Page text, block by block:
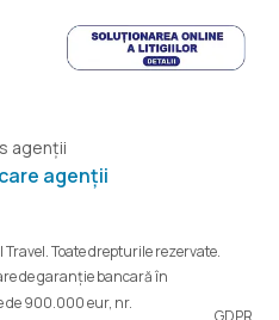
agenții
agenții
Toate drepturile rezervate.
de garanție bancară în
de 900.000 eur, nr.
GDPR